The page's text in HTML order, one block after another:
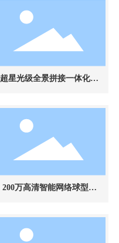
超星光级全景拼接一体化球
200万高清智能网络球型摄